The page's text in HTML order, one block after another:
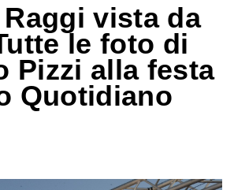
vista da
le foto di
Pizzi alla festa
Quotidiano